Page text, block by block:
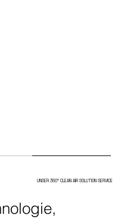
UNSER 360° CLEAN AIR SOLUTION SERVICE